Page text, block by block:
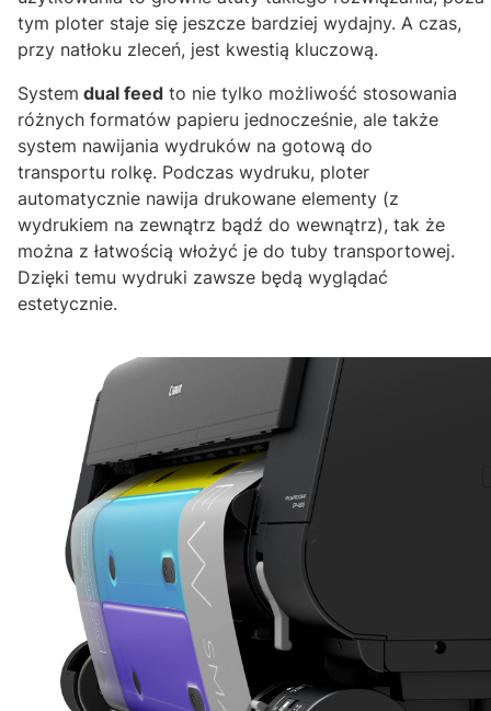
tym ploter staje się jeszcze bardziej wydajny. A czas,
przy natłoku zleceń, jest kwestią kluczową.
System dual feed to nie tylko możliwość stosowania
różnych formatów papieru jednocześnie, ale także
system nawijania wydruków na gotową do
transportu rolkę. Podczas wydruku, ploter
automatycznie nawija drukowane elementy (z
wydrukiem na zewnątrz bądź do wewnątrz), tak że
można z łatwością włożyć je do tuby transportowej.
Dzięki temu wydruki zawsze będą wyglądać
estetycznie.